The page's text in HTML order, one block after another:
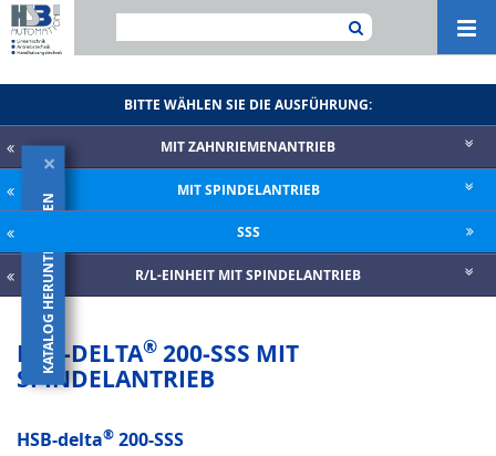
×
KATALOG HERUNTERLADEN
BITTE WÄHLEN SIE DIE AUSFÜHRUNG:
MIT ZAHNRIE­MENANTRIEB
MIT SPINDELANTRIEB
SSS
R/L-EINHEIT MIT SPINDELANTRIEB
HSB-DELTA® 200-SSS MIT
SPINDELANTRIEB
HSB-delta® 200-SSS